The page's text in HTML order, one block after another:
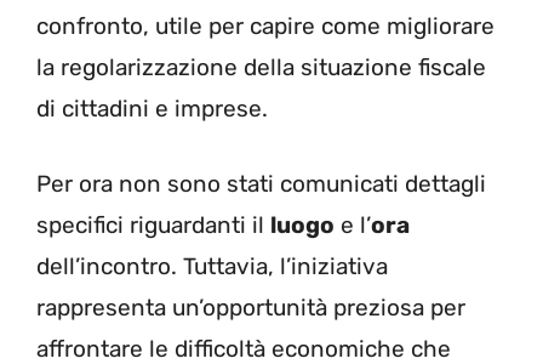
confronto, utile per capire come migliorare
la regolarizzazione della situazione fiscale
di cittadini e imprese.
Per ora non sono stati comunicati dettagli
specifici riguardanti il luogo e l’ora
dell’incontro. Tuttavia, l’iniziativa
rappresenta un’opportunità preziosa per
affrontare le difficoltà economiche che